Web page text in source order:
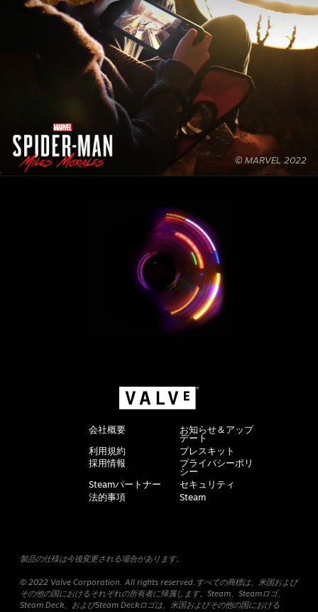
© MARVEL 2022
会社概要 お知らせ＆アップ
デート
利用規約
プレスキット
採用情報
プライバシーポリ
シー
Steamパートナー
セキュリティ
法的事項
Steam
製品の仕様は今後変更される場合があります。
© 2022 Valve Corporation. All rights reserved.すべての商標は、米国および
その他の国におけるそれぞれの所有者に帰属します。Steam、Steamロゴ、
Steam Deck、およびSteam Deckロゴは、米国およびその他の国における